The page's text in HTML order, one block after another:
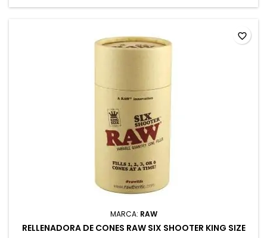
MARCA: RAW
RELLENADORA DE CONES RAW SIX SHOOTER KING SIZE
favorite_border